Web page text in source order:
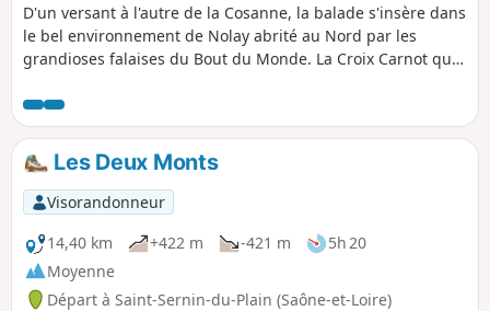
D'un versant à l'autre de la Cosanne, la balade s'insère dans
le bel environnement de Nolay abrité au Nord par les
grandioses falaises du Bout du Monde. La Croix Carnot que
vallée Sud barrée au loin par la Montagne des Trois Croix.
Les Deux Monts
Visorandonneur
14,40 km
+422 m -421 m
5h 20
Moyenne
Départ à Saint-Sernin-du-Plain (Saône-et-Loire)